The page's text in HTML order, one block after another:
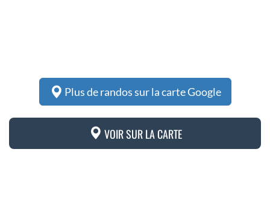
Plus de randos sur la carte Google
VOIR SUR LA CARTE